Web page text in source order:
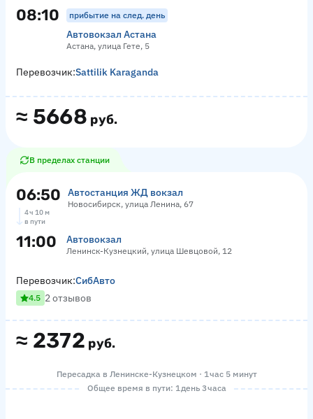
08:10 прибытие на след. день
Автовокзал Астана
Астана, улица Гете, 5
≈ 5668 руб.
Перевозчик:Sattilik Karaganda
В пределах станции
06:50 Автостанция ЖД вокзал
Новосибирск, улица Ленина, 67
4 ч 10 м
в пути
11:00 Автовокзал
Ленинск-Кузнецкий, улица Шевцовой, 12
≈ 2372 руб.
Перевозчик:СибАвто
4.5 2 отзывов
Пересадка в Ленинске-Кузнецком · 1 час 5 минут
Общее время в пути: 1 день 3 часа